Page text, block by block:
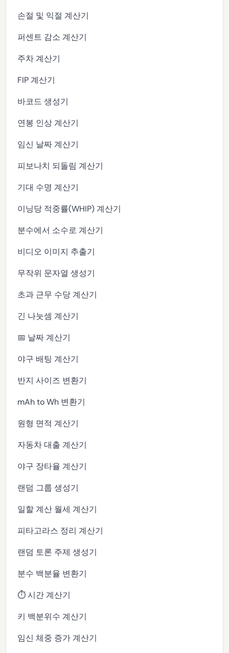
손절 및 익절 계산기
퍼센트 감소 계산기
주차 계산기
FIP 계산기
바코드 생성기
연봉 인상 계산기
임신 날짜 계산기
피보나치 되돌림 계산기
기대 수명 계산기
이닝당 적중률(WHIP) 계산기
분수에서 소수로 계산기
비디오 이미지 추출기
무작위 문자열 생성기
초과 근무 수당 계산기
긴 나눗셈 계산기
📅 날짜 계산기
야구 배팅 계산기
반지 사이즈 변환기
mAh to Wh 변환기
원형 면적 계산기
자동차 대출 계산기
야구 장타율 계산기
랜덤 그룹 생성기
일할 계산 월세 계산기
피타고라스 정리 계산기
랜덤 토론 주제 생성기
분수 백분율 변환기
⏱️ 시간 계산기
키 백분위수 계산기
임신 체중 증가 계산기